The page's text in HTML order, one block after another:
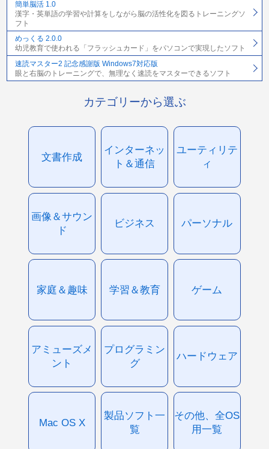
簡単脳活 1.0
漢字・英単語の学習や計算をしながら脳の活性化を図るトレーニングソ
フト
めっくる 2.0.0
幼児教育で使われる「フラッシュカード」をパソコンで実現したソフト
速読マスター2 記念感謝版 Windows7対応版
眼と右脳のトレーニングで、無理なく速読をマスターできるソフト
カテゴリーから選ぶ
文書作成
インターネッ
ト＆通信
ユーティリテ
ィ
画像＆サウン
ド
ビジネス パーソナル
家庭＆趣味 学習＆教育 ゲーム
アミューズメ
ント
プログラミン
グ
ハードウェア
Mac OS X
製品ソフト一
覧
その他、全OS
用一覧